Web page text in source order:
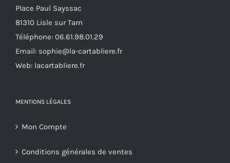
Place Paul Sayssac
81310 Lisle sur Tarn
Téléphone: 06.61.98.01.29
Email: sophie@la-cartabliere.fr
Web: lacartabliere.fr
MENTIONS LÉGALES
Mon Compte
Conditions générales de ventes